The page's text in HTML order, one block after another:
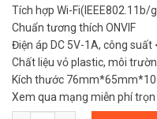
Tích hợp Wi-Fi(IEEE802.11b/
Chuẩn tương thích ONVIF
Điện áp DC 5V-1A, công suất
Chất liệu vỏ plastic, môi
Kích thước
Xem qua mạng miễn phí